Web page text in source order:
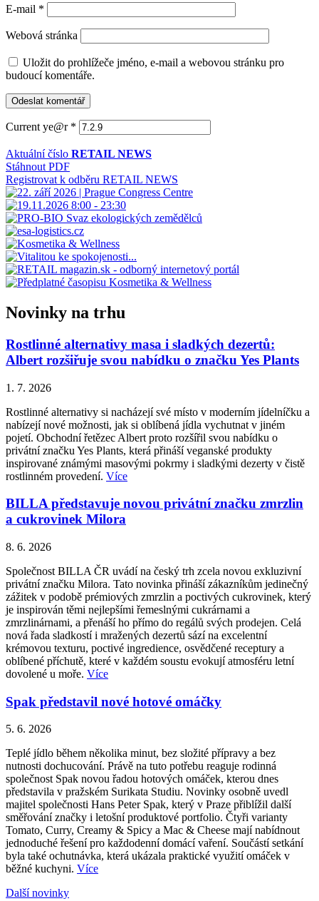
E-mail *
Webová stránka
Uložit do prohlížeče jméno, e-mail a webovou stránku pro
budoucí komentáře.
Current ye@r *
Aktuální číslo RETAIL NEWS
Stáhnout PDF
Registrovat k odběru RETAIL NEWS
Novinky na trhu
Rostlinné alternativy masa i sladkých dezertů:
Albert rozšiřuje svou nabídku o značku Yes Plants
1. 7. 2026
Rostlinné alternativy si nacházejí své místo v moderním jídelníčku a
nabízejí nové možnosti, jak si oblíbená jídla vychutnat v jiném
pojetí. Obchodní řetězec Albert proto rozšířil svou nabídku o
privátní značku Yes Plants, která přináší veganské produkty
inspirované známými masovými pokrmy i sladkými dezerty v čistě
rostlinném provedení. Více
BILLA představuje novou privátní značku zmrzlin
a cukrovinek Milora
8. 6. 2026
Společnost BILLA ČR uvádí na český trh zcela novou exkluzivní
privátní značku Milora. Tato novinka přináší zákazníkům jedinečný
zážitek v podobě prémiových zmrzlin a poctivých cukrovinek, který
je inspirován těmi nejlepšími řemeslnými cukrárnami a
zmrzlinárnami, a přenáší ho přímo do regálů svých prodejen. Celá
nová řada sladkostí i mražených dezertů sází na excelentní
krémovou texturu, poctivé ingredience, osvědčené receptury a
oblíbené příchutě, které v každém soustu evokují atmosféru letní
dovolené u moře. Více
Spak představil nové hotové omáčky
5. 6. 2026
Teplé jídlo během několika minut, bez složité přípravy a bez
nutnosti dochucování. Právě na tuto potřebu reaguje rodinná
společnost Spak novou řadou hotových omáček, kterou dnes
představila v pražském Surikata Studiu. Novinky osobně uvedl
majitel společnosti Hans Peter Spak, který v Praze přiblížil další
směřování značky i letošní produktové portfolio. Čtyři varianty
Tomato, Curry, Creamy & Spicy a Mac & Cheese mají nabídnout
jednoduché řešení pro každodenní domácí vaření. Součástí setkání
byla také ochutnávka, která ukázala praktické využití omáček v
běžné kuchyni. Více
Další novinky